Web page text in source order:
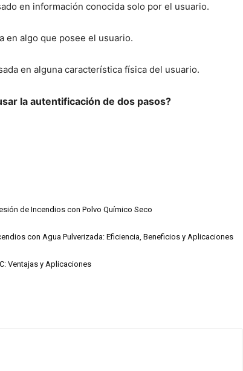
en información conocida solo por el usuario.
en algo que posee el usuario.
en alguna característica física del usuario.
la autentificación de dos pasos?
de Incendios con Polvo Químico Seco
con Agua Pulverizada: Eficiencia, Beneficios y Aplicaciones
Ventajas y Aplicaciones